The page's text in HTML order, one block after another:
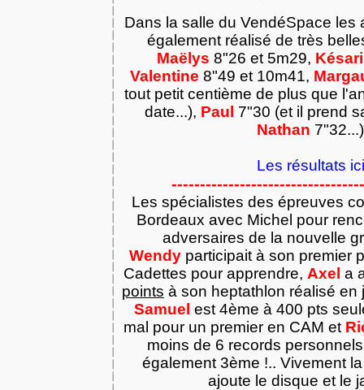
Dans la salle du VendéSpace les
également réalisé de très
Maëlys 8"26 et 5m29, Késari
Valentine 8"49 et 10m41,
tout petit centième de plus que
date...), Paul 7"30 (et il prend
Nathan 7"32...)
Les résultats ici
Les spécialistes des épreuves
Bordeaux avec Michel pour
adversaires de la nouvelle
Wendy participait à son premier
Cadettes pour apprendre, Axel a
points à son heptathlon réalisé en
Samuel est 4ème à 400 pts
mal pour un premier en CAM et
moins de 6 records
également 3ème !.. Vivement
ajoute le disque et le